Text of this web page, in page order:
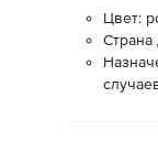
Цвет:
Страна